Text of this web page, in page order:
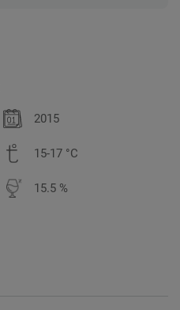
2015
15-17 °C
15.5 %